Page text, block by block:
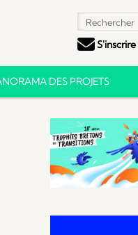
DES PROJETS